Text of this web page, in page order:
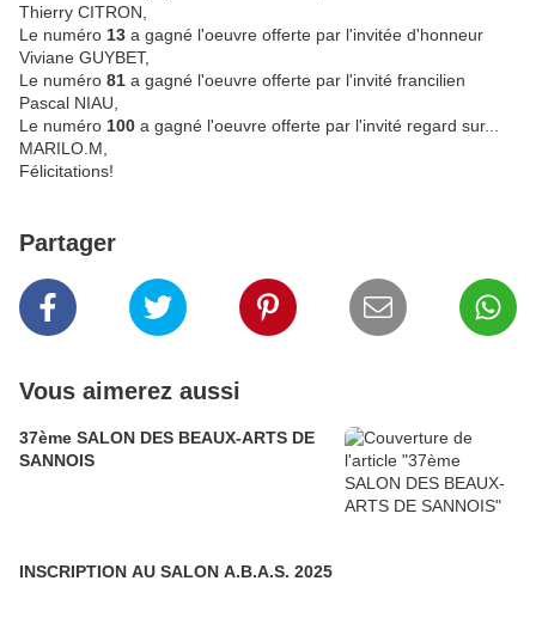
Thierry CITRON,
Le numéro 13 a gagné l'oeuvre offerte par l'invitée d'honneur
Viviane GUYBET,
Le numéro 81 a gagné l'oeuvre offerte par l'invité francilien
Pascal NIAU,
Le numéro 100 a gagné l'oeuvre offerte par l'invité regard sur...
MARILO.M,
Félicitations!
Partager
Vous aimerez aussi
37ème SALON DES BEAUX-ARTS DE
SANNOIS
INSCRIPTION AU SALON A.B.A.S. 2025